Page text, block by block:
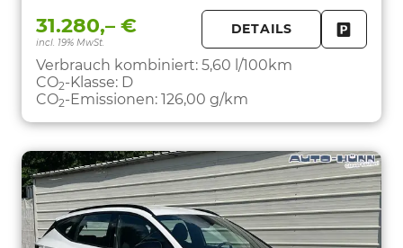
31.280,– €
incl. 19% MwSt.
DETAILS
Verbrauch kombiniert: 5,60 l/100km
CO2-Klasse: D
CO2-Emissionen: 126,00 g/km